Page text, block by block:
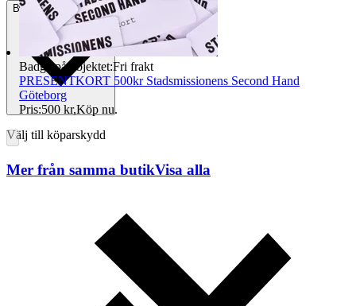
BetalningVia Tradera
Välj till köparskydd
Badge på objektet:Fri frakt
PRESENTKORT 500kr Stadsmissionens Second Hand
Göteborg
Pris:500 kr,Köp nu.
Mer från samma butikVisa alla